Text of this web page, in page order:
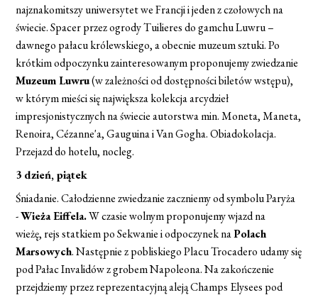
najznakomitszy uniwersytet we Francji i jeden z czołowych na
świecie. Spacer przez ogrody Tuilieres do gamchu Luwru –
dawnego pałacu królewskiego, a obecnie muzeum sztuki. Po
krótkim odpoczynku zainteresowanym proponujemy zwiedzanie
Muzeum Luwru(w zależności od dostępności biletów wstępu),
w którym mieści się największa kolekcja arcydzieł
impresjonistycznych na świecie autorstwa min. Moneta, Maneta,
Renoira, Cézanne'a, Gauguina i Van Gogha. Obiadokolacja.
Przejazd do hotelu, nocleg.
3 dzień, piątek
Śniadanie. Całodzienne zwiedzanie zaczniemy od symbolu Paryża
-Wieża Eiffela.W czasie wolnym proponujemy wjazd na
wieżę, rejs statkiem po Sekwanie i odpoczynek naPolach
Marsowych. Następnie z pobliskiego Placu Trocadero udamy się
pod Pałac Invalidów z grobem Napoleona. Na zakończenie
przejdziemy przez reprezentacyjną aleją Champs Elysees pod